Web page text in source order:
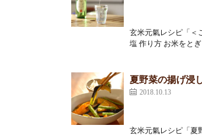
玄米元氣レシピ「＜
塩 作り方 お米をと
夏野菜の揚げ浸
2018.10.13
玄米元氣レシピ「夏